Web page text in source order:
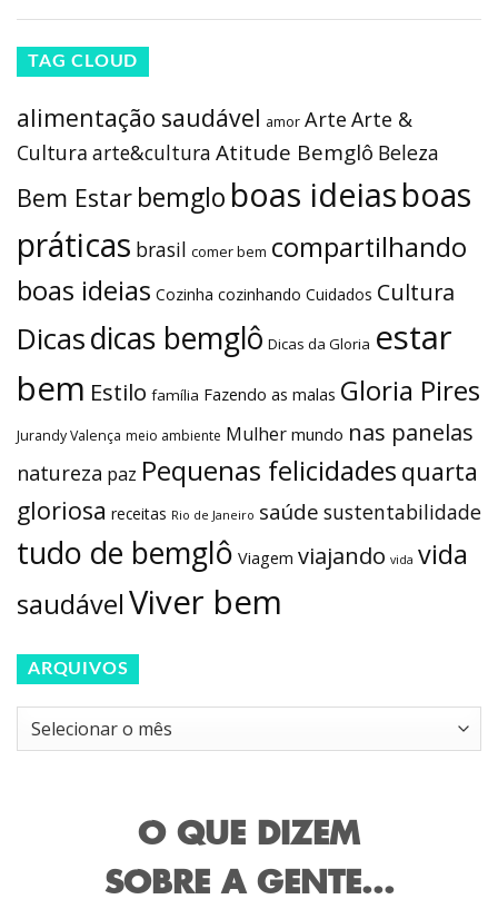
TAG CLOUD
alimentação saudável amor Arte Arte &
Cultura arte&cultura Atitude Bemglô Beleza
Bem Estar bemglo boas ideiasboas
práticas brasil comer bem compartilhando
boas ideias Cozinha cozinhando Cuidados Cultura
Dicasdicas bemglô Dicas da Gloria estar
bem Estilo família Fazendo as malas Gloria Pires
Jurandy Valença meio ambiente Mulher mundo nas panelas
natureza paz Pequenas felicidades quarta
gloriosa receitas Rio de Janeiro saúde sustentabilidade
tudo de bemglô Viagem viajando vida vida
saudávelViver bem
ARQUIVOS
Arquivos
O QUE DIZEM
SOBRE A GENTE...